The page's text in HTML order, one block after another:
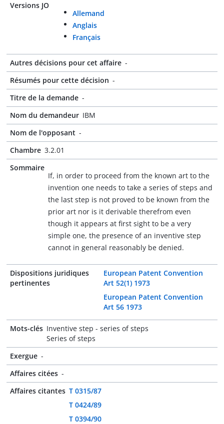
Versions JO
Allemand
Anglais
Français
Autres décisions pour cet affaire -
Résumés pour cette décision -
Titre de la demande -
Nom du demandeur IBM
Nom de l'opposant -
Chambre 3.2.01
Sommaire
If, in order to proceed from the known art to the
invention one needs to take a series of steps and
the last step is not proved to be known from the
prior art nor is it derivable therefrom even
though it appears at first sight to be a very
simple one, the presence of an inventive step
cannot in general reasonably be denied.
Dispositions juridiques
pertinentes
European Patent Convention
Art 52(1) 1973
European Patent Convention
Art 56 1973
Mots-clés Inventive step - series of steps
Series of steps
Exergue -
Affaires citées -
Affaires citantes T 0315/87
T 0424/89
T 0394/90